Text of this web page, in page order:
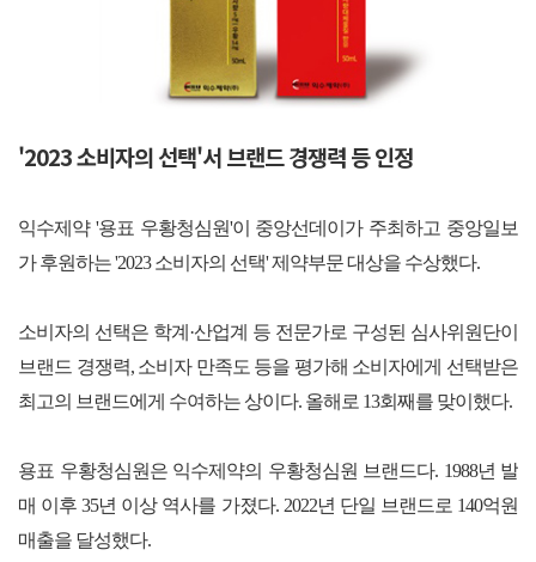
'2023 소비자의 선택'서 브랜드 경쟁력 등 인정
익수제약 '용표 우황청심원'이 중앙선데이가 주최하고 중앙일보
가 후원하는 '2023 소비자의 선택' 제약부문 대상을 수상했다.
소비자의 선택은 학계·산업계 등 전문가로 구성된 심사위원단이
브랜드 경쟁력, 소비자 만족도 등을 평가해 소비자에게 선택받은
최고의 브랜드에게 수여하는 상이다. 올해로 13회째를 맞이했다.
용표 우황청심원은 익수제약의 우황청심원 브랜드다. 1988년 발
매 이후 35년 이상 역사를 가졌다. 2022년 단일 브랜드로 140억원
매출을 달성했다.